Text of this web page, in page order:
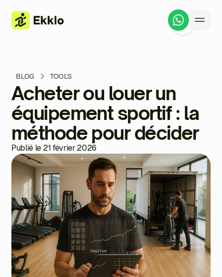
BLOG TOOLS
Acheter ou louer un
équipement sportif : la
méthode pour décider
Publié le 21 février 2026